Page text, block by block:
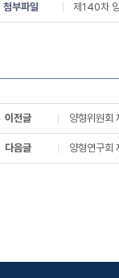
첨부파일 제140차
이전글 양형위원회
다음글 양형연구회